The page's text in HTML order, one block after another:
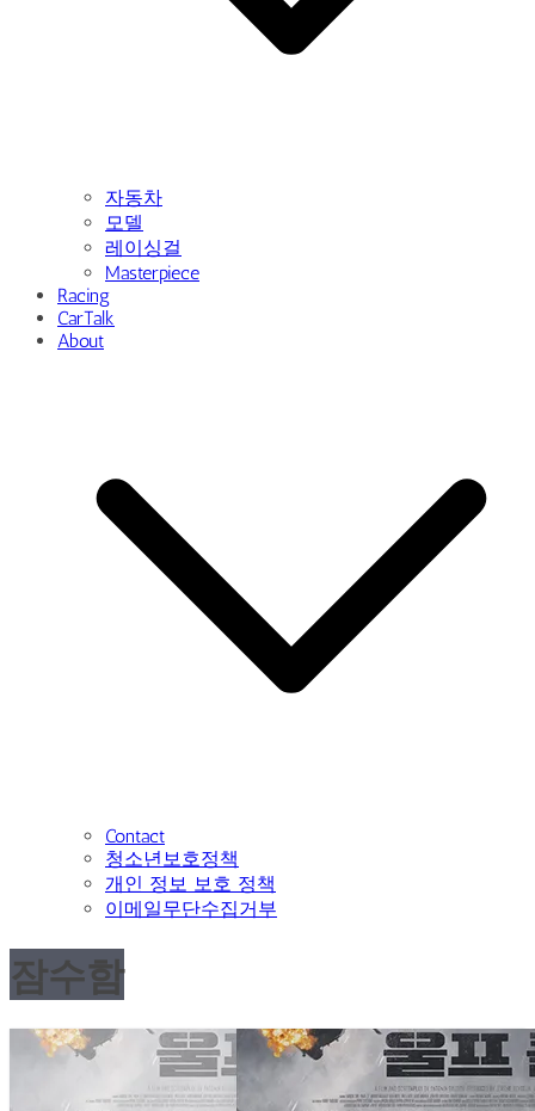
자동차
모델
레이싱걸
Masterpiece
Racing
CarTalk
About
Contact
청소년보호정책
개인 정보 보호 정책
이메일무단수집거부
잠수함